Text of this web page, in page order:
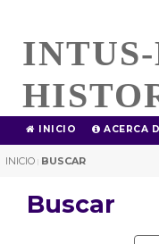
INICIO ACERCA
INICIO | BUSCAR
Buscar